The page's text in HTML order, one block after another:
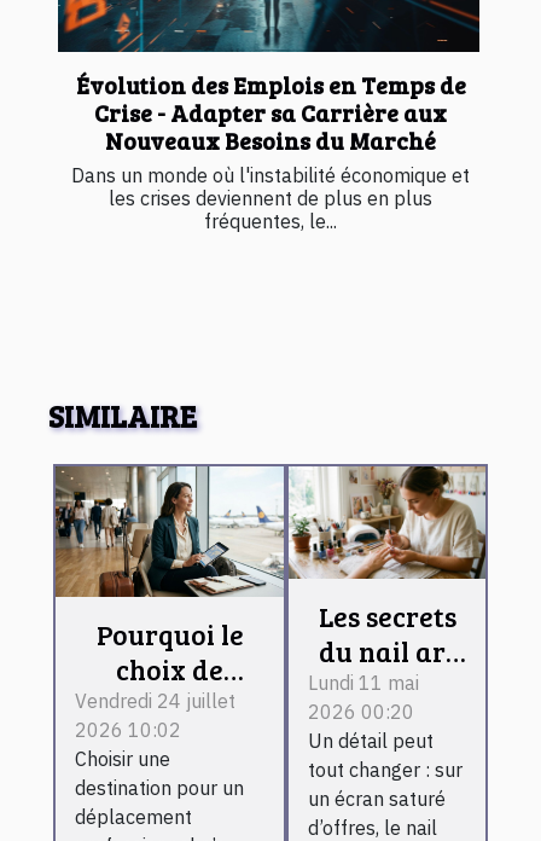
Évolution des Emplois en Temps de
Crise - Adapter sa Carrière aux
Nouveaux Besoins du Marché
Dans un monde où l'instabilité économique et
les crises deviennent de plus en plus
fréquentes, le...
SIMILAIRE
Pourquoi le
choix de
destinations
inspire la
réussite de
vos voyages
Vendredi 24 juillet
2026 10:02
Choisir une
destination pour un
déplacement
Les secrets
du nail art
pour
marquer
l’identité de
votre
boutique en
Lundi 11 mai
2026 00:20
Un détail peut
tout changer : sur
un écran saturé
d’offres, le nail